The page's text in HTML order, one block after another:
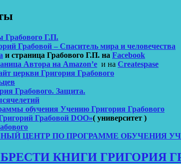
Грабового Г.П.
Грабовой – Спаситель мира и человечества
и страница Грабового Г.П. на Facebook
Автора на Amazon’е и на Сreatespase
церкви Григория Грабового
Грабового. Защита.
обучения Учению Григория Грабового
Грабовой DOO»( университет )
ЦЕНТР ПО ПРОГРАММЕ ОБУЧЕНИЯ
КНИГИ ГРИГОРИЯ